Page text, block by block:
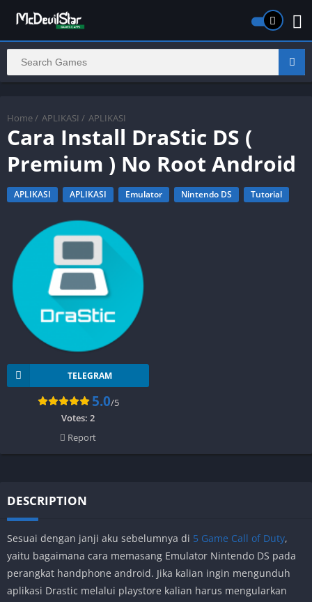
Home / APLIKASI / APLIKASI
Cara Install DraStic DS (
Premium ) No Root Android
APLIKASI APLIKASI Emulator Nintendo DS Tutorial
TELEGRAM
5.0/5
Votes: 2
Report
DESCRIPTION
Sesuai dengan janji aku sebelumnya di 5 Game Call of Duty,
yaitu bagaimana cara memasang Emulator Nintendo DS pada
perangkat handphone android. Jika kalian ingin mengunduh
aplikasi Drastic melalui playstore kalian harus mengularkan